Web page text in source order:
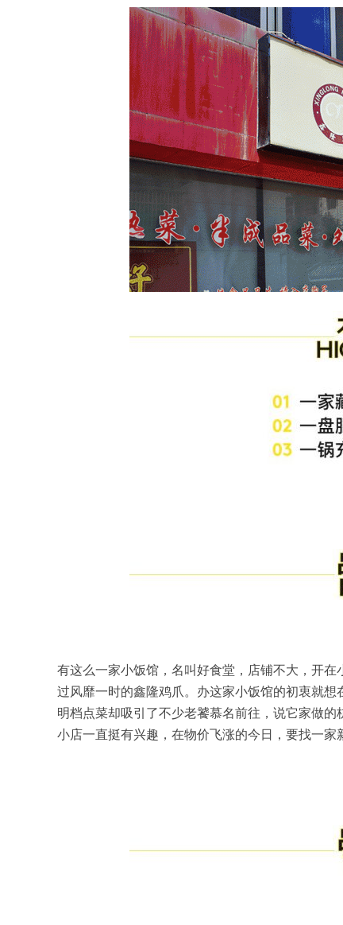
有这么一家小饭馆，名叫好食堂，店铺不大，开
过风靡一时的鑫隆鸡爪。办这家小饭馆的初衷就
明档点菜却吸引了不少老饕慕名前往，说它家做
小店一直挺有兴趣，在物价飞涨的今日，要找一